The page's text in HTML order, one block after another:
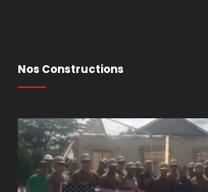
Nos Constructions